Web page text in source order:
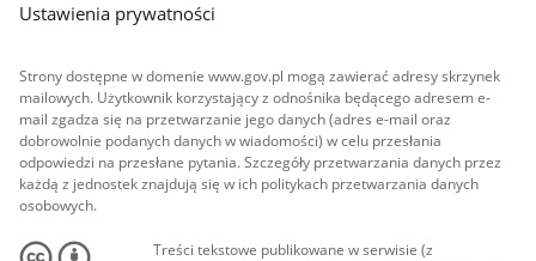
Ustawienia prywatności
Strony dostępne w domenie www.gov.pl mogą zawierać adresy skrzynek
mailowych. Użytkownik korzystający z odnośnika będącego adresem e-
mail zgadza się na przetwarzanie jego danych (adres e-mail oraz
dobrowolnie podanych danych w wiadomości) w celu przesłania
odpowiedzi na przesłane pytania. Szczegóły przetwarzania danych przez
każdą z jednostek znajdują się w ich politykach przetwarzania danych
osobowych.
Treści tekstowe publikowane w serwisie (z